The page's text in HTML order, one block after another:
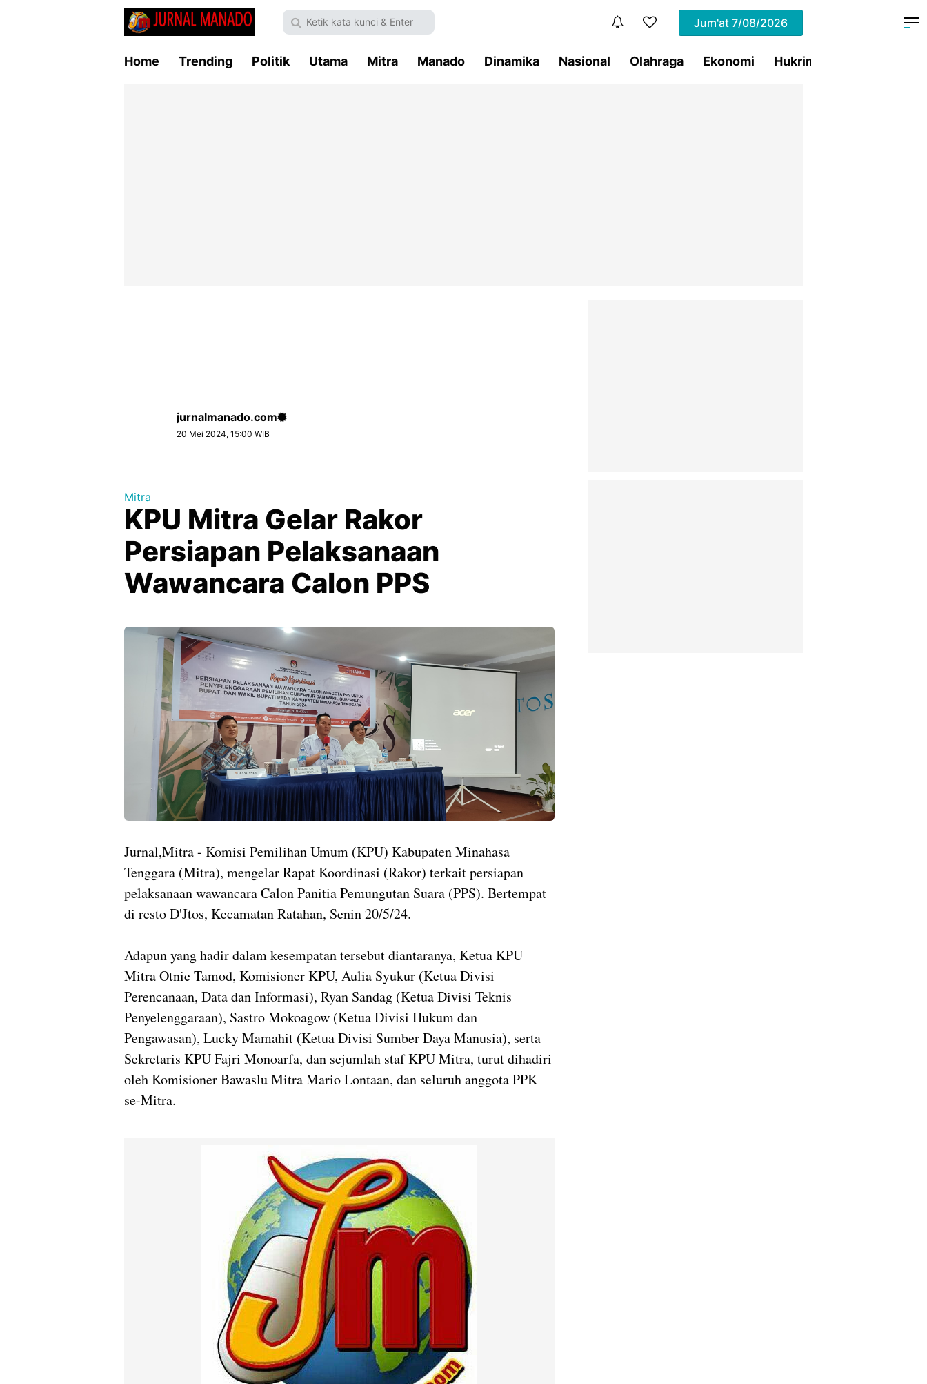
Jum'at 7/08/2026
Home Trending Politik Utama Mitra Manado Dinamika Nasional Olahraga Ekonomi Hukrim
jurnalmanado.com
20 Mei 2024, 15:00 WIB
Mitra
KPU Mitra Gelar Rakor
Persiapan Pelaksanaan
Wawancara Calon PPS
Jurnal,Mitra - Komisi Pemilihan Umum (KPU) Kabupaten Minahasa
Tenggara (Mitra), mengelar Rapat Koordinasi (Rakor) terkait persiapan
pelaksanaan wawancara Calon Panitia Pemungutan Suara (PPS). Bertempat
di resto D'Jtos, Kecamatan Ratahan, Senin 20/5/24.
Adapun yang hadir dalam kesempatan tersebut diantaranya, Ketua KPU
Mitra Otnie Tamod, Komisioner KPU, Aulia Syukur (Ketua Divisi
Perencanaan, Data dan Informasi), Ryan Sandag (Ketua Divisi Teknis
Penyelenggaraan), Sastro Mokoagow (Ketua Divisi Hukum dan
Pengawasan), Lucky Mamahit (Ketua Divisi Sumber Daya Manusia), serta
Sekretaris KPU Fajri Monoarfa, dan sejumlah staf KPU Mitra, turut dihadiri
oleh Komisioner Bawaslu Mitra Mario Lontaan, dan seluruh anggota PPK
se-Mitra.